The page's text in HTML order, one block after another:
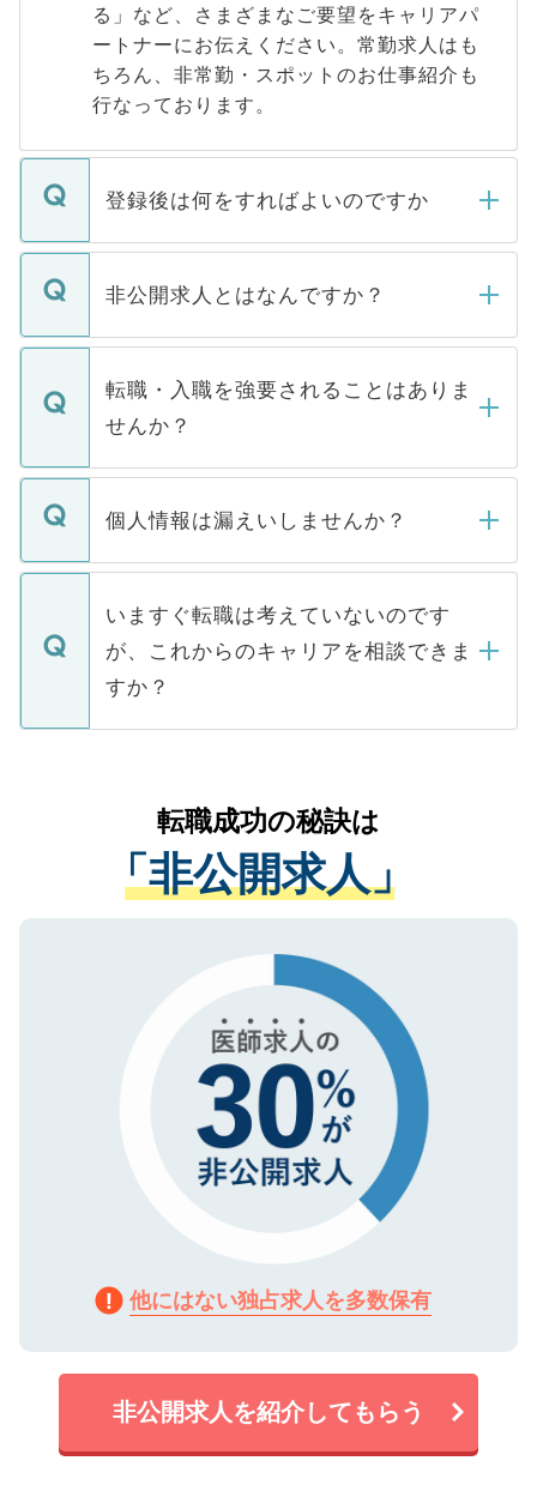
る」など、さまざまなご要望をキャリアパ
ートナーにお伝えください。常勤求人はも
ちろん、非常勤・スポットのお仕事紹介も
行なっております。
登録後は何をすればよいのですか
ご登録いただきましたら、弊社担当者がご
登録内容を確認し、その後メールもしくは
ます。通常、5営業日以内にはご連絡をせて
いただきますので、しばらくお待ちくださ
い。
非公開求人とはなんですか？
マイナビDOCTORで取り扱っている求人の
うち約3割は、Webサイトからご覧いただ
けない「非公開求人」です。非公開求人は
下記の理由によって、一般には公開してい
ません。
■応募殺到を避けるため 人気のある医療機
関を公にしてしまうと、応募が殺到する場
に、医療機関が求める条件に合った人材の
みを人材紹介会社に依頼するケースが増え
ています。
転職・入職を強要されることはありま
せんか？
転職・入職を強要することは一切ありませ
ん。また、仮に応募先から内定をいただい
定を承諾する必要はありません。内定先へ
の辞退の連絡はキャリアパートナーが行い
ますので、ご安心ください。
個人情報は漏えいしませんか？
個人情報が漏えいすることはありませんの
で、ご安心ください。当サイトからの登録
などで収集したご登録者様の個人情報は、
ご本人のキャリアアップおよび転職活動の
支援を目的に使用いたします。お預かりし
ているすべての個人データはご本人の許可
は、個人情報の取り扱いについての厳密な
管理基準を満たした事業者のみに付与され
る、プライバシーマークを取得済みです。
ご登録いただいた個人情報は、SSL（デー
で、機密保持に関してもご安心ください。
いますぐ転職は考えていないのです
が、これからのキャリアを相談できま
すか？
かがいして、現在の医療機関の状況や紹介
経験をまじえながら、適切なアドバイスを
させていただきます。すぐにご転職をされ
ない方には、長期的なサポートが可能です
ので、まずはご登録ください。
転職成功の秘訣は
「非公開求人」
他にはない独占求人を多数保有
非公開求人を紹介してもらう